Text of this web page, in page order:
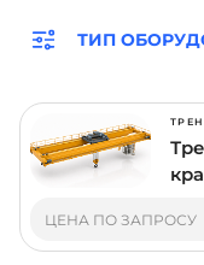
ТИП
ЦЕНА ПО ЗАПРОСУ